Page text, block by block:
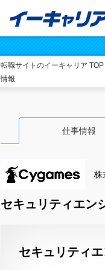
転職サイトのイーキャリア TOP
情報
仕事情報
株
セキュリティエン
セキュリティ